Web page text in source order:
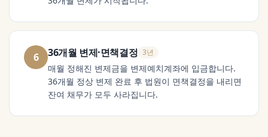
6 36개월 변제·면책결정 3년
매월 정해진 변제금을 변제예치계좌에 입금합니다.
36개월 정상 변제 완료 후 법원이 면책결정을 내리면
잔여 채무가 모두 사라집니다.